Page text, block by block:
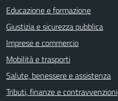
Educazione e formazione
Giustizia e sicurezza pubblica
Imprese e commercio
Mobilità e trasporti
Salute, benessere e assistenza
Tributi, finanze e contravvenzioni